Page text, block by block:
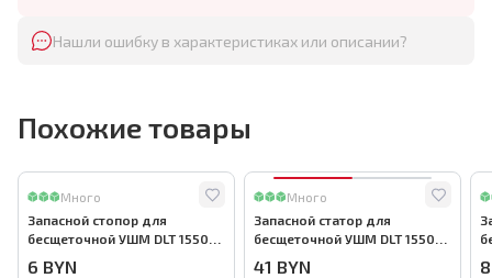
Нашли ошибку в характеристиках или описании?
Похожие товары
Много
Запасной стопор для
бесщеточной УШМ DLT 1550
6 BYN
Много
Запасной статор для
бесщеточной УШМ DLT 1550
41 BYN